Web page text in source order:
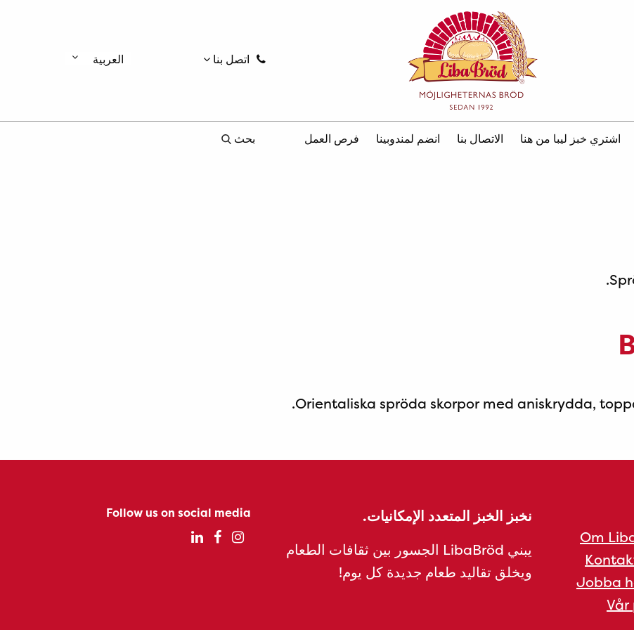
اتصل بنا العربية
اشتري خبز ليبا من هنا الاتصال بنا انضم لمندوبينا فرص العمل بحث
Orientaliska spröda skorpor med aniskrydda,
Om
Jobba
Vår
نخبز الخبز المتعدد الإمكانيات.
يبني LibaBröd الجسور بين ثقافات الطعام
ويخلق تقاليد طعام جديدة كل يوم!
Follow us on social media